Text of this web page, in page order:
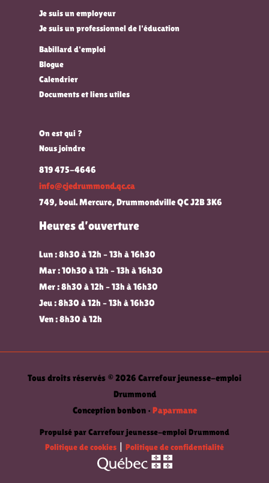
Je suis un employeur
Je suis un professionnel de l'éducation
Babillard d'emploi
Blogue
Calendrier
Documents et liens utiles
On est qui ?
Nous joindre
819 475-4646
info@cjedrummond.qc.ca
749, boul. Mercure, Drummondville QC J2B 3K6
Heures d’ouverture
Lun : 8h30 à 12h – 13h à 16h30
Mar : 10h30 à 12h – 13h à 16h30
Mer : 8h30 à 12h – 13h à 16h30
Jeu : 8h30 à 12h – 13h à 16h30
Ven : 8h30 à 12h
Tous droits réservés © 2026 Carrefour jeunesse-emploi
Drummond
Conception bonbon • Paparmane
Propulsé par Carrefour jeunesse-emploi Drummond
Politique de cookies
Politique de confidentialité